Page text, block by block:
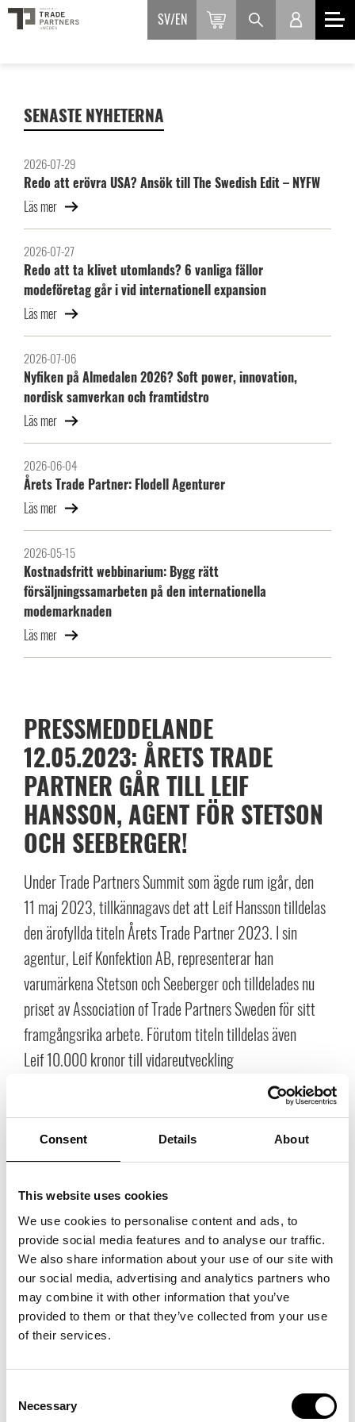
Consent Details About
This website uses cookies
We use cookies to personalise content and ads, to
provide social media features and to analyse our traffic.
We also share information about your use of our site with
our social media, advertising and analytics partners who
may combine it with other information that you’ve
provided to them or that they’ve collected from your use
of their services.
Selection
Necessary
SV EN
SENASTE NYHETERNA
2026-07-29
Redo att erövra USA? Ansök till The Swedish Edit – NYFW
Läs mer
2026-07-27
Redo att ta klivet utomlands? 6 vanliga fällor
modeföretag går i vid internationell expansion
Läs mer
2026-07-06
Nyfiken på Almedalen 2026? Soft power, innovation,
nordisk samverkan och framtidstro
Läs mer
2026-06-04
Årets Trade Partner: Flodell Agenturer
Läs mer
2026-05-15
Kostnadsfritt webbinarium: Bygg rätt
försäljningssamarbeten på den internationella
modemarknaden
Läs mer
PRESSMEDDELANDE
12.05.2023: ÅRETS TRADE
PARTNER GÅR TILL LEIF
HANSSON, AGENT FÖR STETSON
OCH SEEBERGER!
Under Trade Partners Summit som ägde rum igår, den
11 maj 2023, tillkännagavs det att Leif Hansson tilldelas
den ärofyllda titeln Årets Trade Partner 2023. I sin
agentur, Leif Konfektion AB, representerar han
varumärkena Stetson och Seeberger och tilldelades nu
priset av Association of Trade Partners Sweden för sitt
framgångsrika arbete. Förutom titeln tilldelas även
Leif 10.000 kronor till vidareutveckling
Motiveringen lyder:
sätt att arbeta har han oklanderligt skött sina kunder och försäljning